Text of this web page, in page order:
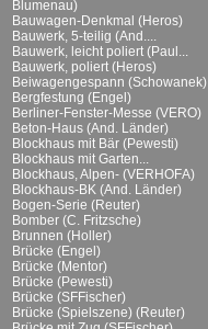
Blumenau)
Bauwagen-Denkmal (Heros)
Bauwerk, 5-teilig (And....
Bauwerk, leicht poliert (Paul...
Bauwerk, poliert (Heros)
Beiwagengespann (Schowanek)
Bergfestung (Engel)
Berliner-Fenster-Messe (VERO)
Beton-Haus (And. Länder)
Blockhaus mit Bär (Pewesti)
Blockhaus mit Garten...
Blockhaus, Alpen- (VERHOFA)
Blockhaus-BK (And. Länder)
Bogen-Serie (Reuter)
Bomber (C. Fritzsche)
Brunnen (Holler)
Brücke (Engel)
Brücke (Mentor)
Brücke (Pewesti)
Brücke (SFFischer)
Brücke (Spielszene) (Reuter)